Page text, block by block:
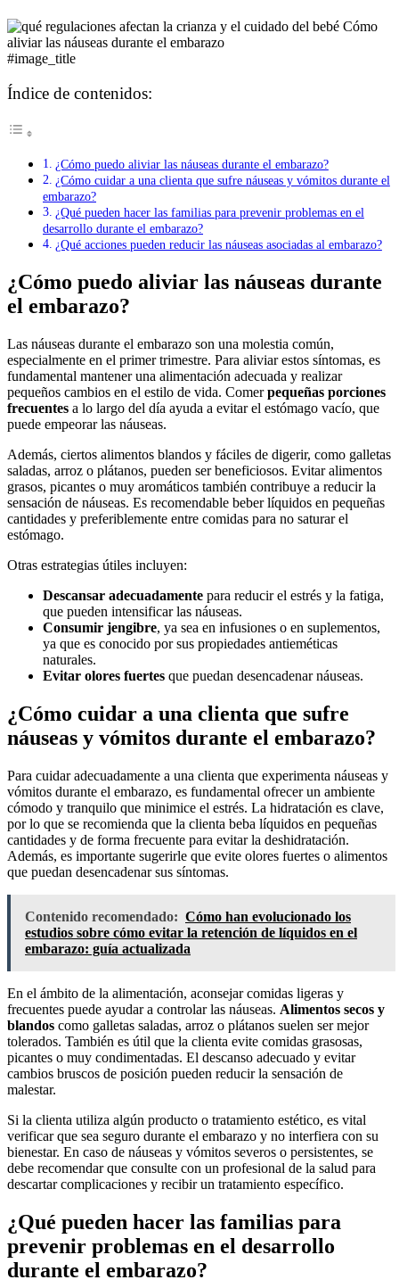
#image_title
Índice de contenidos:
¿Cómo puedo aliviar las náuseas durante el embarazo?
¿Cómo cuidar a una clienta que sufre náuseas y vómitos durante el
embarazo?
¿Qué pueden hacer las familias para prevenir problemas en el
desarrollo durante el embarazo?
¿Qué acciones pueden reducir las náuseas asociadas al embarazo?
¿Cómo puedo aliviar las náuseas durante
el embarazo?
Las náuseas durante el embarazo son una molestia común,
especialmente en el primer trimestre. Para aliviar estos síntomas, es
fundamental mantener una alimentación adecuada y realizar
pequeños cambios en el estilo de vida. Comerpequeñas porciones
frecuentes a lo largo del día ayuda a evitar el estómago vacío, que
puede empeorar las náuseas.
Además, ciertos alimentos blandos y fáciles de digerir, como galletas
saladas, arroz o plátanos, pueden ser beneficiosos. Evitar alimentos
grasos, picantes o muy aromáticos también contribuye a reducir la
sensación de náuseas. Es recomendable beber líquidos en pequeñas
cantidades y preferiblemente entre comidas para no saturar el
estómago.
Otras estrategias útiles incluyen:
Descansar adecuadamente para reducir el estrés y la fatiga,
que pueden intensificar las náuseas.
Consumir jengibre, ya sea en infusiones o en suplementos,
ya que es conocido por sus propiedades antieméticas
naturales.
Evitar olores fuertes que puedan desencadenar náuseas.
¿Cómo cuidar a una clienta que sufre
náuseas y vómitos durante el embarazo?
Para cuidar adecuadamente a una clienta que experimenta náuseas y
vómitos durante el embarazo, es fundamental ofrecer un ambiente
cómodo y tranquilo que minimice el estrés. La hidratación es clave,
por lo que se recomienda que la clienta beba líquidos en pequeñas
cantidades y de forma frecuente para evitar la deshidratación.
Además, es importante sugerirle que evite olores fuertes o alimentos
que puedan desencadenar sus síntomas.
Contenido recomendado: Cómo han evolucionado los
estudios sobre cómo evitar la retención de líquidos en el
embarazo: guía actualizada
En el ámbito de la alimentación, aconsejar comidas ligeras y
frecuentes puede ayudar a controlar las náuseas. Alimentos secos y
blandos como galletas saladas, arroz o plátanos suelen ser mejor
tolerados. También es útil que la clienta evite comidas grasosas,
picantes o muy condimentadas. El descanso adecuado y evitar
cambios bruscos de posición pueden reducir la sensación de
malestar.
Si la clienta utiliza algún producto o tratamiento estético, es vital
verificar que sea seguro durante el embarazo y no interfiera con su
bienestar. En caso de náuseas y vómitos severos o persistentes, se
debe recomendar que consulte con un profesional de la salud para
descartar complicaciones y recibir un tratamiento específico.
¿Qué pueden hacer las familias para
prevenir problemas en el desarrollo
durante el embarazo?